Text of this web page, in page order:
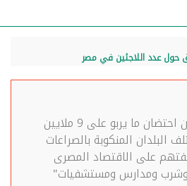
حول عدد اللاجئين في مصر
"لن نتحدث عن احتضان ما يربو على 9 ملايين
البلدان المنكوبة بالصراعات
على الاقتصاد المصرى
وشرب ومدارس ومستشفيات"